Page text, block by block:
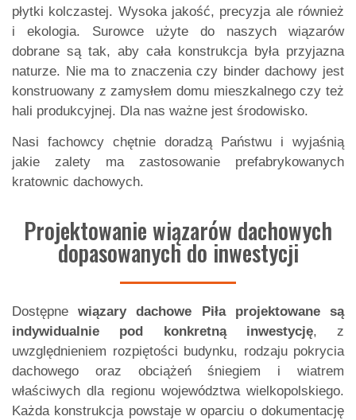
płytki kolczastej. Wysoka jakość, precyzja ale również
i ekologia. Surowce użyte do naszych wiązarów
dobrane są tak, aby cała konstrukcja była przyjazna
naturze. Nie ma to znaczenia czy binder dachowy jest
konstruowany z zamysłem domu mieszkalnego czy też
hali produkcyjnej. Dla nas ważne jest środowisko.
Nasi fachowcy chętnie doradzą Państwu i wyjaśnią
jakie zalety ma zastosowanie prefabrykowanych
kratownic dachowych.
Projektowanie wiązarów dachowych
dopasowanych do inwestycji
Dostępnewiązary dachowe Piła projektowane są
indywidualnie pod konkretną inwestycję, z
uwzględnieniem rozpiętości budynku, rodzaju pokrycia
dachowego oraz obciążeń śniegiem i wiatrem
właściwych dla regionu województwa wielkopolskiego.
Każda konstrukcja powstaje w oparciu o dokumentację